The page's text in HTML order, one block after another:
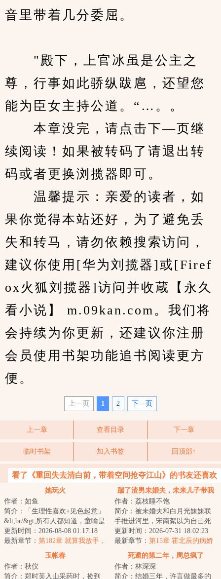
音里带着几分委屈。
"殿下，上官冰虽是公主之
尊，行事如此骄纵跋扈，还望您
能为臣女主持公道。“…。。
本章没完，请点击下—页继
续阅读！如果被转码了请退出转
码或者更换浏揽器即可。
温馨提示：亲爱的读者，如
果你觉得本站还好，为了避免丢
失和转马，请勿依赖搜索访问，
建议你使用[华为刘揽器]或[Firef
ox火狐刘揽器]访问并收蔵【永久
看小说】 m.09kan.com。我们将
会持续为你更新，还建议你注册
会员使用书架功能追书阅读更方
便。
上一页 1 2 下—页
上一章 查看目录 下一章
临时书架 加入书签 回顶部↑
看了《重回失去清白前，带着空间抢夺江山》的书友还喜欢
看
她玩火
作者：如鱼
简介：「生理性喜欢+见色起意」
&lt;br/&gt;所有人都知道，童喻是
霍放的秘密情人，她在锁骨处纹
了他的名字...
更新时间：2026-08-08 01:17:18
最新章节： 第182章 就算我放手，
她也不会是你的
踹了渣男未婚夫，未来儿子带我
改嫁豪门
作者：荔枝睡不饱
简介：被未婚夫和白月光妹妹联
手推进河里，宋南絮以为自己死
定了。醒来却发现床边坐着一个
少年，五官像极...
更新时间：2026-07-31 18:02:23
最新章节： 第15章 霍北辰的病娇
属性体现？
玉帐春
作者：秋仪
简介：郑时芙入山采药时，捡到
死遁的第二年，周总疯了
作者：林深深
简介：结婚三年，许言做最多的